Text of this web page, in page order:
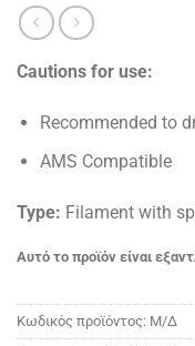
Cautions for use:
Recommended to
AMS Compatible
Type: Filament with
Αυτό το προϊόν είναι
Κωδικός προϊόντος: Μ/Δ